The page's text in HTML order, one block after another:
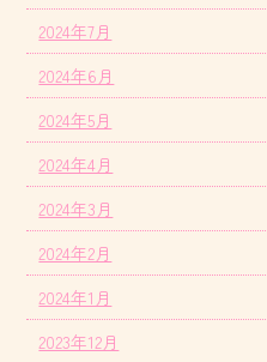
2024年7月
2024年6月
2024年5月
2024年4月
2024年3月
2024年2月
2024年1月
2023年12月